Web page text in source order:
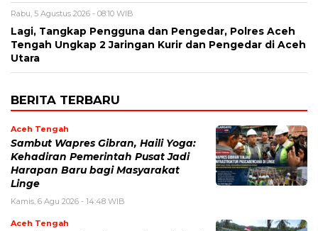
Rabu, 5 Agustus 2026 - 08:10 WIB
Lagi, Tangkap Pengguna dan Pengedar, Polres Aceh
Tengah Ungkap 2 Jaringan Kurir dan Pengedar di Aceh
Utara
BERITA TERBARU
Aceh Tengah
‎Sambut Wapres Gibran, Haili Yoga:
Kehadiran Pemerintah Pusat Jadi
Harapan Baru bagi Masyarakat
Linge
Kamis, 6 Agu 2026 - 14:48 WIB
Aceh Tengah